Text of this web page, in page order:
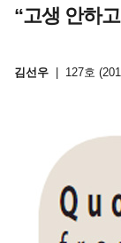
“고생 안하
김선우 127호